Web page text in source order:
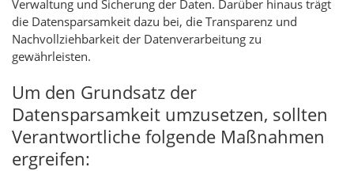
Verwaltung und Sicherung der Daten. Darüber hinaus trägt
die Datensparsamkeit dazu bei, die Transparenz und
Nachvollziehbarkeit der Datenverarbeitung zu
gewährleisten.
Um den Grundsatz der
Datensparsamkeit umzusetzen, sollten
Verantwortliche folgende Maßnahmen
ergreifen: